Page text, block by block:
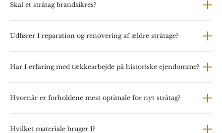
Skal et stråtag brandsikres?
Udfører I reparation og renovering af ældre stråtage?
Har I erfaring med tækkearbejde på historiske ejendomme?
Hvornår er forholdene mest optimale for nyt stråtag?
Hvilket materiale bruger I?